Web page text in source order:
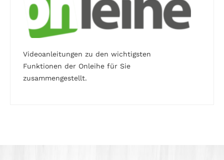
Videoanleitungen zu den wichtigsten
Funktionen der Onleihe für Sie
zusammengestellt.